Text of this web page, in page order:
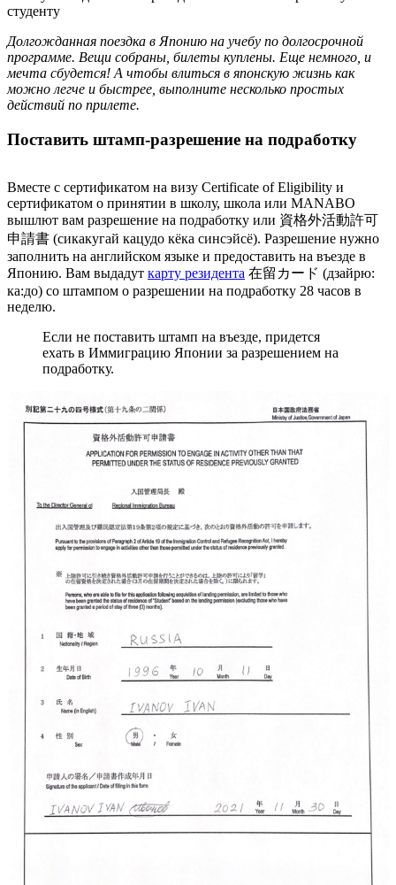
студенту
Долгожданная поездка в Японию на учебу по долгосрочной
программе. Вещи собраны, билеты куплены. Еще немного, и
мечта сбудется! А чтобы влиться в японскую жизнь как
можно легче и быстрее, выполните несколько простых
действий по прилете.
Поставить штамп-разрешение на подработку
Вместе с сертификатом на визу Certificate of Eligibility и
сертификатом о принятии в школу, школа или MANABO
вышлют вам разрешение на подработку или 資格外活動許可
申請書 (сикакугай кацудо кёка синсэйсё). Разрешение нужно
заполнить на английском языке и предоставить на въезде в
Японию. Вам выдадут карту резидента 在留カード (дзайрю:
ка:до) со штампом о разрешении на подработку 28 часов в
неделю.
Если не поставить штамп на въезде, придется
ехать в Иммиграцию Японии за разрешением на
подработку.